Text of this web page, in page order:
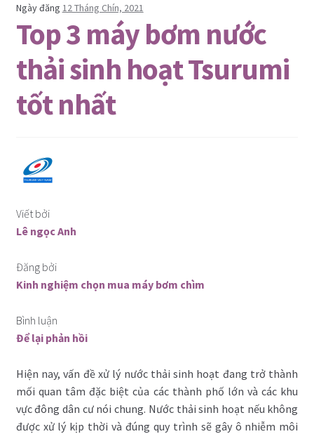
Ngày đăng 12 Tháng Chín, 2021
Top 3 máy bơm nước
thải sinh hoạt Tsurumi
tốt nhất
Viết bởi
Lê ngọc Anh
Đăng bởi
Kinh nghiệm chọn mua máy bơm chìm
Bình luận
Để lại phản hồi
Hiện nay, vấn đề xử lý nước thải sinh hoạt đang trở thành
mối quan tâm đặc biệt của các thành phố lớn và các khu
vực đông dân cư nói chung. Nước thải sinh hoạt nếu không
được xử lý kịp thời và đúng quy trình sẽ gây ô nhiễm môi